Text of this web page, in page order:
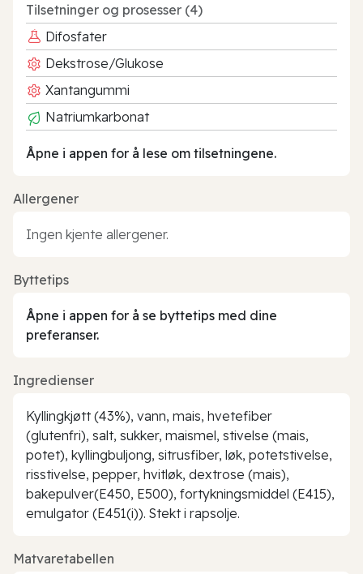
Tilsetninger og prosesser (4)
Difosfater
Dekstrose/Glukose
Xantangummi
Natriumkarbonat
Åpne i appen for å lese om tilsetningene.
Allergener
Ingen kjente allergener.
Byttetips
Åpne i appen for å se byttetips med dine
preferanser.
Ingredienser
Kyllingkjøtt (43%), vann, mais, hvetefiber
(glutenfri), salt, sukker, maismel, stivelse (mais,
potet), kyllingbuljong, sitrusfiber, løk, potetstivelse,
risstivelse, pepper, hvitløk, dextrose (mais),
bakepulver(E450, E500), fortykningsmiddel (E415),
emulgator (E451(i)). Stekt i rapsolje.
Matvaretabellen